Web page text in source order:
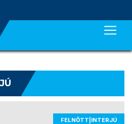
FELNŐTT|INTERJÚ